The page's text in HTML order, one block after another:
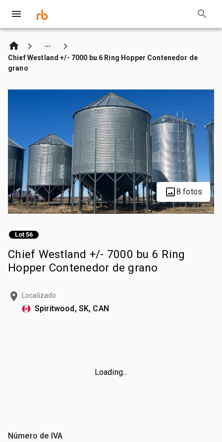
Chief Westland +/- 7000 bu 6 Ring Hopper Contenedor de
grano
8 fotos
Lot 56
Chief Westland +/- 7000 bu 6 Ring
Hopper Contenedor de grano
Localizado
Spiritwood, SK, CAN
Loading...
Número de IVA